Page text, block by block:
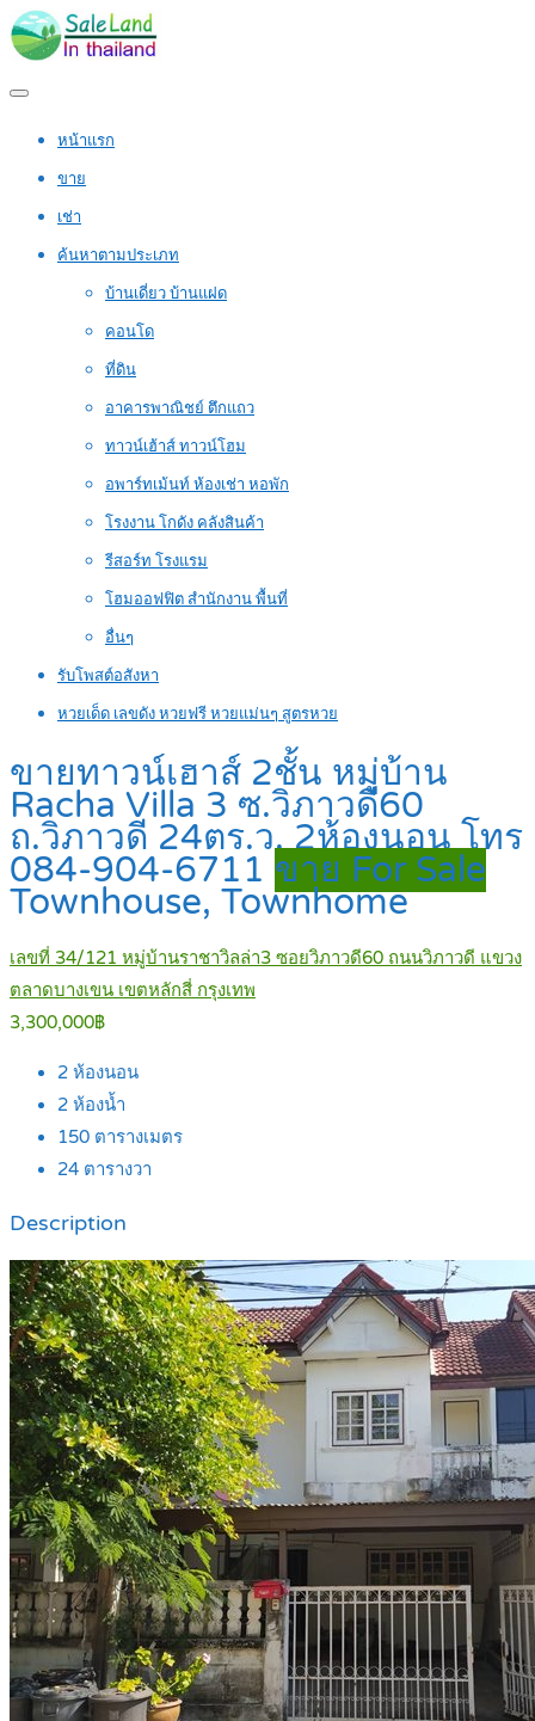
หน้าแรก
ขาย
เช่า
ค้นหาตามประเภท
บ้านเดี่ยว บ้านแฝด
คอนโด
ที่ดิน
อาคารพาณิชย์ ตึกแถว
ทาวน์เฮ้าส์ ทาวน์โฮม
อพาร์ทเม้นท์ ห้องเช่า หอพัก
โรงงาน โกดัง คลังสินค้า
รีสอร์ท โรงแรม
โฮมออฟฟิต สำนักงาน พื้นที่
อื่นๆ
รับโพสต์อสังหา
หวยเด็ด เลขดัง หวยฟรี หวยแม่นๆ สูตรหวย
ขายทาวน์เฮาส์ 2ชั้น หมู่บ้าน
Racha Villa 3 ซ.วิภาวดี60
ถ.วิภาวดี 24ตร.ว. 2ห้องนอน โทร
084-904-6711 ขาย For Sale
Townhouse, Townhome
เลขที่ 34/121 หมู่บ้านราชาวิลล่า3 ซอยวิภาวดี60 ถนนวิภาวดี แขวง
ตลาดบางเขน เขตหลักสี่ กรุงเทพ
3,300,000฿
2 ห้องนอน
2 ห้องน้ำ
150 ตารางเมตร
24 ตารางวา
Description